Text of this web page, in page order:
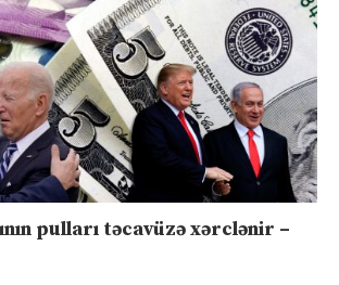
pulları təcavüzə xərclənir –